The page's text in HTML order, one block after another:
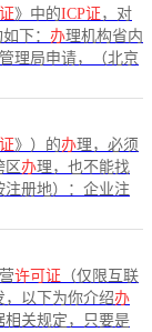
》中的ICP证 ，对
下： 办理机构省内
管理局申请，（北京
》）的办理，必须
区办理，也不能找
注册地）：企业注
许可证 （仅限互联
以下为你介绍办
相关规定，只要是